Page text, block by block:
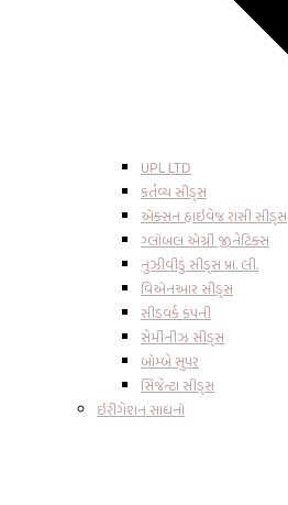
UPL LTD
કર્તવ્ય સીડ્સ
એક્સન હાઇવેજ રાસી સીડ્સ
ગ્લોબલ એગ્રી જીનેટિક્સ
નુઝીવીડું સીડ્સ પ્રા. લી.
વિએનઆર સીડ્સ
સીડવર્ક કંપની
સેમીનીઝ સીડ્સ
બોમ્બે સુપર
સિંજેન્ટા સીડ્સ
ઇરીગેશન સાધનો